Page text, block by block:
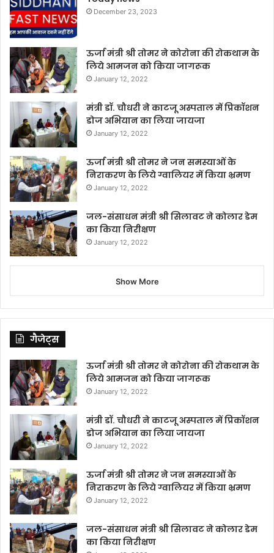
December 23, 2023
ऊर्जा मंत्री श्री तोमर ने कोरोना की रोकथाम के
लिये आमजन को किया जागरूक
January 12, 2022
मंत्री डॉ. चौधरी ने काटजू अस्पताल में प्रिकॉशन
डोज अभियान का लिया जायजा
January 12, 2022
ऊर्जा मंत्री श्री तोमर ने जन समस्याओं के
निराकरण के लिये ग्वालियर में किया भ्रमण
January 12, 2022
जल-संसाधन मंत्री श्री सिलावट ने कोलार डेम
का किया निरीक्षण
January 12, 2022
Show More
गैजेट्स
ऊर्जा मंत्री श्री तोमर ने कोरोना की रोकथाम के
लिये आमजन को किया जागरूक
January 12, 2022
मंत्री डॉ. चौधरी ने काटजू अस्पताल में प्रिकॉशन
डोज अभियान का लिया जायजा
January 12, 2022
ऊर्जा मंत्री श्री तोमर ने जन समस्याओं के
निराकरण के लिये ग्वालियर में किया भ्रमण
January 12, 2022
जल-संसाधन मंत्री श्री सिलावट ने कोलार डेम
का किया निरीक्षण